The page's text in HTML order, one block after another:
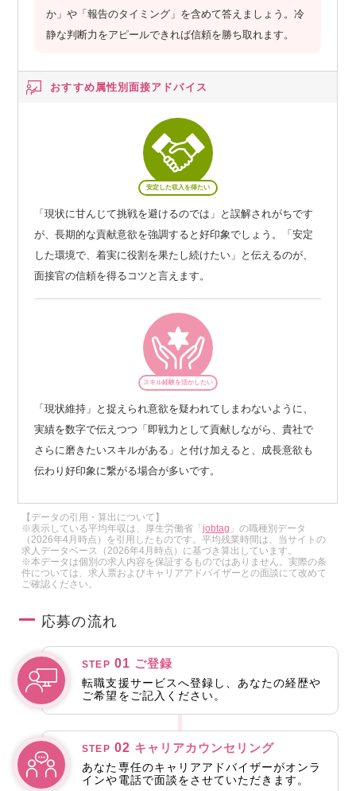
か」や「報告のタイミング」を含めて答えましょう。冷
静な判断力をアピールできれば信頼を勝ち取れます。
おすすめ属性別面接アドバイス
安定した収入を得たい
「現状に甘んじて挑戦を避けるのでは」と誤解されがちです
が、長期的な貢献意欲を強調すると好印象でしょう。「安定
した環境で、着実に役割を果たし続けたい」と伝えるのが、
面接官の信頼を得るコツと言えます。
スキル経験を活かしたい
「現状維持」と捉えられ意欲を疑われてしまわないように、
実績を数字で伝えつつ「即戦力として貢献しながら、貴社で
さらに磨きたいスキルがある」と付け加えると、成長意欲も
伝わり好印象に繋がる場合が多いです。
【データの引用・算出について】
※表示している平均年収は、厚生労働省「jobtag 」の職種別データ
（2026年4月時点）を引用したものです。平均残業時間は、当サイトの
求人データベース（2026年4月時点）に基づき算出しています。
※本データは個別の求人内容を保証するものではありません。実際の条
件については、求人票およびキャリアアドバイザーとの面談にて改めて
ご確認ください。
応募の流れ
STEP 01 ご登録
転職支援サービスへ登録し、あなたの経歴や
ご希望をご記入ください。
STEP 02 キャリアカウンセリング
あなた専任のキャリアアドバイザーがオンラ
インや電話で面談をさせていただきます。